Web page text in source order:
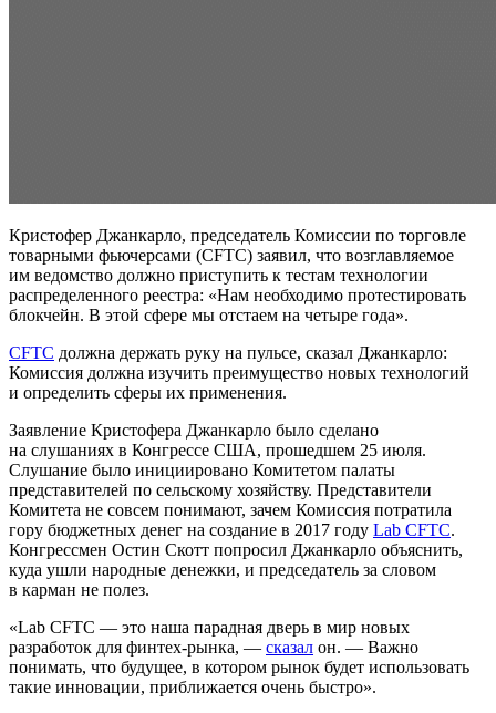
Кристофер Джанкарло, председатель Комиссии по торговле
товарными фьючерсами (CFTC) заявил, что возглавляемое
им ведомство должно приступить к тестам технологии
распределенного реестра: «Нам необходимо протестировать
блокчейн. В этой сфере мы отстаем на четыре года».
CFTC должна держать руку на пульсе, сказал Джанкарло:
Комиссия должна изучить преимущество новых технологий
и определить сферы их применения.
Заявление Кристофера Джанкарло было сделано
на слушаниях в Конгрессе США, прошедшем 25 июля.
Слушание было инициировано Комитетом палаты
представителей по сельскому хозяйству. Представители
Комитета не совсем понимают, зачем Комиссия потратила
гору бюджетных денег на создание в 2017 году Lab CFTC.
Конгрессмен Остин Скотт попросил Джанкарло объяснить,
куда ушли народные денежки, и председатель за словом
в карман не полез.
«Lab CFTC — это наша парадная дверь в мир новых
разработок для финтех-рынка, — сказал он. — Важно
понимать, что будущее, в котором рынок будет использовать
такие инновации, приближается очень быстро».